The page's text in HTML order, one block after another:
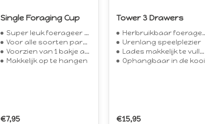
Single Foraging Cup
Super leuk foerageer speelgoed
Voor alle soorten parkieten en kleine papegaaien
Voorzien van 1 bakje aan ketting
Makkelijk op te hangen
€7,95
Tower 3 Drawers
Herbruikbaar foerageer speeltje
Urenlang speelplezier
Lades makkelijk te vullen
Ophangbaar in de kooi
€15,95